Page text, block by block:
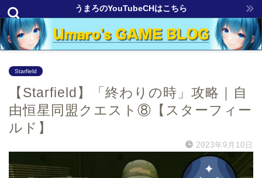
うまろのYouTubeCHはこちら
Starfield
【Starfield】「終わりの時」攻略｜自
由恒星同盟クエスト⑧【スターフィー
ルド】
2023年9月10日